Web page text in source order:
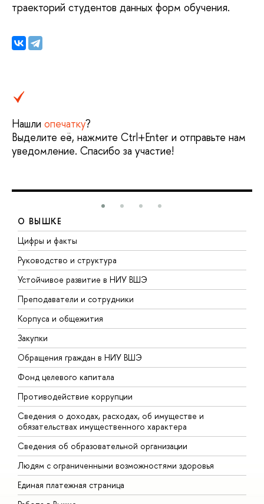
траекторий студентов данных форм обучения.
Нашли опечатку?
Выделите её, нажмите Ctrl+Enter и отправьте нам
уведомление. Спасибо за участие!
О ВЫШКЕ
Цифры и факты
Руководство и структура
Устойчивое развитие в НИУ ВШЭ
Преподаватели и сотрудники
Корпуса и общежития
Закупки
Обращения граждан в НИУ ВШЭ
Фонд целевого капитала
Противодействие коррупции
Сведения о доходах, расходах, об имуществе и
обязательствах имущественного характера
Сведения об образовательной организации
Людям с ограниченными возможностями здоровья
Единая платежная страница